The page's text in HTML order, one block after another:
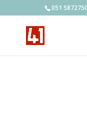
051 5872750